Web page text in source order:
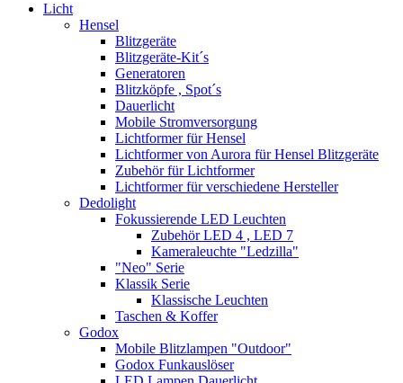
Licht
Hensel
Blitzgeräte
Blitzgeräte-Kit´s
Generatoren
Blitzköpfe , Spot´s
Dauerlicht
Mobile Stromversorgung
Lichtformer für Hensel
Lichtformer von Aurora für Hensel Blitzgeräte
Zubehör für Lichtformer
Lichtformer für verschiedene Hersteller
Dedolight
Fokussierende LED Leuchten
Zubehör LED 4 , LED 7
Kameraleuchte "Ledzilla"
"Neo" Serie
Klassik Serie
Klassische Leuchten
Taschen & Koffer
Godox
Mobile Blitzlampen "Outdoor"
Godox Funkauslöser